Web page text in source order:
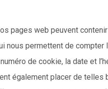
pages web peuvent
nous permettent de
de cookie, la date et
également placer de